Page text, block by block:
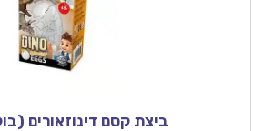
ביצת קסם דינוזאורים